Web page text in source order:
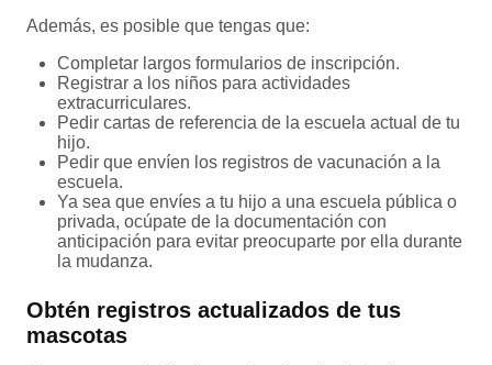
Además, es posible que tengas que:
Completar largos formularios de inscripción.
Registrar a los niños para actividades
extracurriculares.
Pedir cartas de referencia de la escuela actual de tu
hijo.
Pedir que envíen los registros de vacunación a la
escuela.
Ya sea que envíes a tu hijo a una escuela pública o
privada, ocúpate de la documentación con
anticipación para evitar preocuparte por ella durante
la mudanza.
Obtén registros actualizados de tus
mascotas